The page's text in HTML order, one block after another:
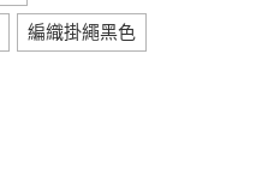
編織掛繩黑色